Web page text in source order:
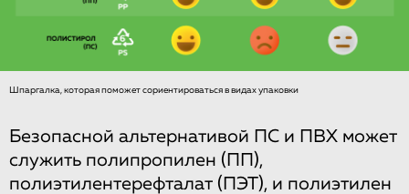
Шпаргалка, которая поможет сориентироваться в видах упаковки
Безопасной альтернативой ПС и ПВХ может
служить полипропилен (ПП),
полиэтилентерефталат (ПЭТ), и полиэтилен